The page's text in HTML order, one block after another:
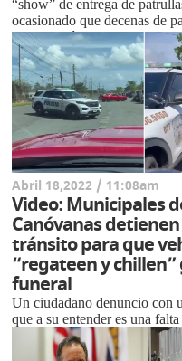
“show” de entrega de
ocasionado que decenas de
de la policía con 0 milla
Abril 18,2022 / 11:08am
Video: Municipales
Canóvanas
tránsito para que
“regateen y chillen”
funeral
Un ciudadano denuncio con
que a su entender es una
la policía y a la ciudadanía
un funeral regatearan y